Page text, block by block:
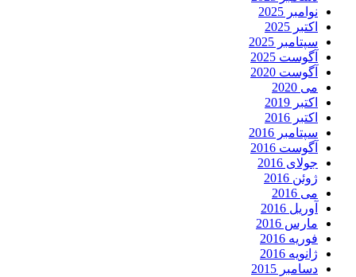
نوامبر 2025
اکتبر 2025
سپتامبر 2025
آگوست 2025
آگوست 2020
می 2020
اکتبر 2019
اکتبر 2016
سپتامبر 2016
آگوست 2016
جولای 2016
ژوئن 2016
می 2016
آوریل 2016
مارس 2016
فوریه 2016
ژانویه 2016
دسامبر 2015